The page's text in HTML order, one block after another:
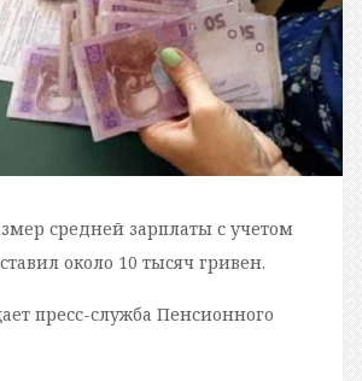
средней зарплаты с учетом
около 10 тысяч гривен.
пресс-служба Пенсионного